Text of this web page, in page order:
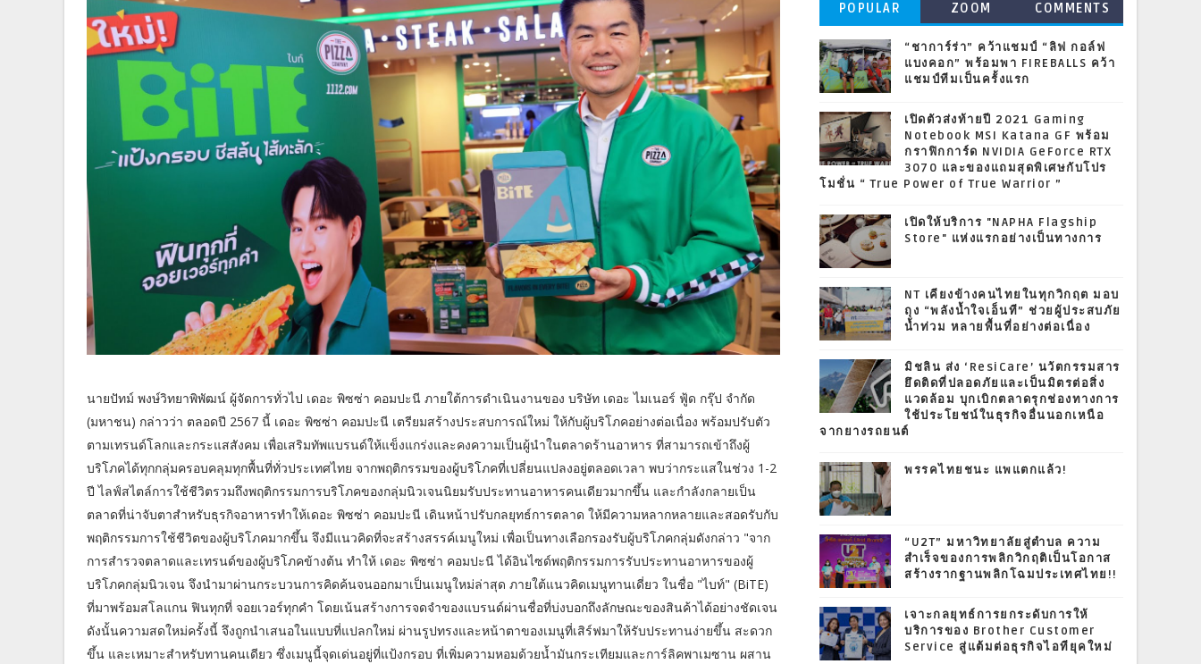
นายปัทม์ พงษ์วิทยาพิพัฒน์ ผู้จัดการทั่วไป เดอะ พิซซ่า คอมปะนี ภายใต้การดำเนินงานของ บริษัท เดอะ ไมเนอร์ ฟู้ด กรุ๊ป จำกัด
(มหาชน) กล่าวว่า ตลอดปี 2567 นี้ เดอะ พิซซ่า คอมปะนี เตรียมสร้างประสบการณ์ใหม่ ให้กับผู้บริโภคอย่างต่อเนื่อง พร้อมปรับตัว
ตามเทรนด์โลกและกระแสสังคม เพื่อเสริมทัพแบรนด์ให้แข็งแกร่งและคงความเป็นผู้นำในตลาดร้านอาหาร ที่สามารถเข้าถึงผู้
บริโภคได้ทุกกลุ่มครอบคลุมทุกพื้นที่ทั่วประเทศไทย จากพฤติกรรมของผู้บริโภคที่เปลี่ยนแปลงอยู่ตลอดเวลา พบว่ากระแสในช่วง 1-2
ปี ไลฟ์สไตล์การใช้ชีวิตรวมถึงพฤติกรรมการบริโภคของกลุ่มนิวเจนนิยมรับประทานอาหารคนเดียวมากขึ้น และกำลังกลายเป็น
ตลาดที่น่าจับตาสำหรับธุรกิจอาหารทำให้เดอะ พิซซ่า คอมปะนี เดินหน้าปรับกลยุทธ์การตลาด ให้มีความหลากหลายและสอดรับกับ
พฤติกรรมการใช้ชีวิตของผู้บริโภคมากขึ้น จึงมีแนวคิดที่จะสร้างสรรค์เมนูใหม่ เพื่อเป็นทางเลือกรองรับผู้บริโภคกลุ่มดังกล่าว "จาก
การสำรวจตลาดและเทรนด์ของผู้บริโภคข้างต้น ทำให้ เดอะ พิซซ่า คอมปะนี ได้อินไซด์พฤติกรรมการรับประทานอาหารของผู้
บริโภคกลุ่มนิวเจน จึงนำมาผ่านกระบวนการคิดค้นจนออกมาเป็นเมนูใหม่ล่าสุด ภายใต้แนวคิดเมนูทานเดี่ยว ในชื่อ "ไบท์" (BiTE)
ที่มาพร้อมสโลแกน ฟินทุกที่ จอยเวอร์ทุกคำ โดยเน้นสร้างการจดจำของแบรนด์ผ่านชื่อที่บ่งบอกถึงลักษณะของสินค้าได้อย่างชัดเจน
ดังนั้นความสดใหม่ครั้งนี้ จึงถูกนำเสนอในแบบที่แปลกใหม่ ผ่านรูปทรงและหน้าตาของเมนูที่เสิร์ฟมาให้รับประทานง่ายขึ้น สะดวก
ขึ้น และเหมาะสำหรับทานคนเดียว ซึ่งเมนูนี้จุดเด่นอยู่ที่แป้งกรอบ ที่เพิ่มความหอมด้วยน้ำมันกระเทียมและการ์ลิคพาเมซาน ผสาน
POPULAR
POSTS
ZOOM COMMENTS
“ชาการ์ร่า” คว้าแชมป์ “ลิฟ กอล์ฟ
แบงคอก” พร้อมพา FIREBALLS คว้า
แชมป์ทีมเป็นครั้งแรก
เปิดตัวส่งท้ายปี 2021 Gaming
Notebook MSI Katana GF พร้อม
กราฟิกการ์ด NVIDIA GeForce RTX
3070 และของแถมสุดพิเศษกับโปร
โมชั่น “ True Power of True Warrior ”
เปิดให้บริการ "NAPHA Flagship
Store" แห่งแรกอย่างเป็นทางการ
NT เคียงข้างคนไทยในทุกวิกฤต มอบ
ถุง “พลังน้ำใจเอ็นที” ช่วยผู้ประสบภัย
น้ำท่วม หลายพื้นที่อย่างต่อเนื่อง
มิชลิน ส่ง ‘ResiCare’ นวัตกรรมสาร
ยึดติดที่ปลอดภัยและเป็นมิตรต่อสิ่ง
แวดล้อม บุกเบิกตลาดรุกช่องทางการ
ใช้ประโยชน์ในธุรกิจอื่นนอกเหนือ
จากยางรถยนต์
พรรคไทยชนะ แพแตกแล้ว!
“U2T” มหาวิทยาลัยสู่ตำบล ความ
สำเร็จของการพลิกวิกฤติเป็นโอกาส
สร้างรากฐานพลิกโฉมประเทศไทย!!
เจาะกลยุทธ์การยกระดับการให้
บริการของ Brother Customer
Service สู่แต้มต่อธุรกิจไอทียุคใหม่